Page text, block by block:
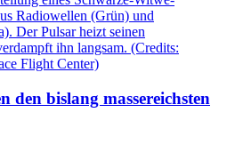
den bislang massereichsten